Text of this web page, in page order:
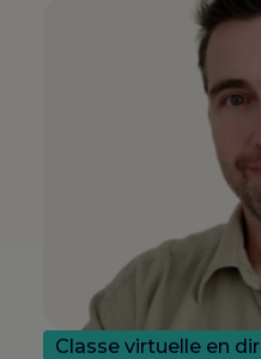
Classe virtuelle en